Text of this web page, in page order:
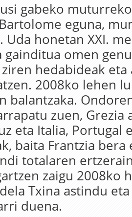
gabeko
eguna,
Uda honetan XXI.
gainditua omen
hedabideak eta
2008ko lehen
balantzaka.
zuen, Grezia
eta Italia, Portugal
baita Frantzia bera
totalaren
zaigu 2008ko
Txina astindu
duena.